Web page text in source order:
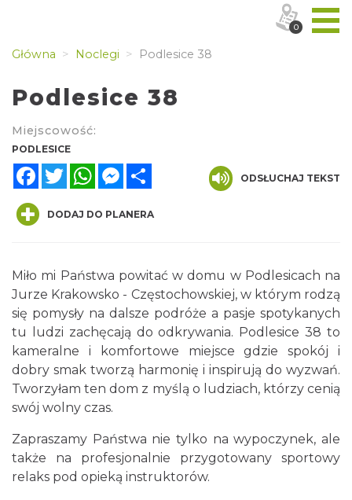
Główna Noclegi Podlesice 38
Podlesice 38
Miejscowość:
PODLESICE
FacebookTwitterWhatsAppMessenger
ODSŁUCHAJ TEKST
DODAJ DO PLANERA
Miło mi Państwa powitać w domu w Podlesicach na
Jurze Krakowsko - Częstochowskiej, w którym rodzą
się pomysły na dalsze podróże a pasje spotykanych
tu ludzi zachęcają do odkrywania. Podlesice 38 to
kameralne i komfortowe miejsce gdzie spokój i
dobry smak tworzą harmonię i inspirują do wyzwań.
Tworzyłam ten dom z myślą o ludziach, którzy cenią
swój wolny czas.
Zapraszamy Państwa nie tylko na wypoczynek, ale
także na profesjonalnie przygotowany sportowy
relaks pod opieką instruktorów.
0